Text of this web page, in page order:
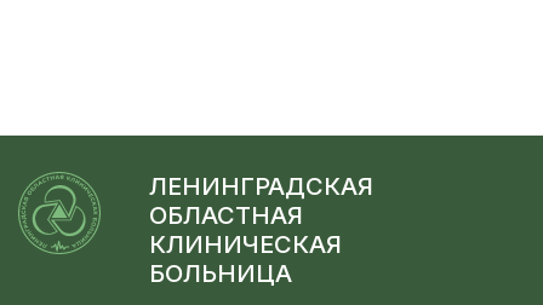
ЛЕНИНГРАДСКАЯ
ОБЛАСТНАЯ
КЛИНИЧЕСКАЯ
БОЛЬНИЦА